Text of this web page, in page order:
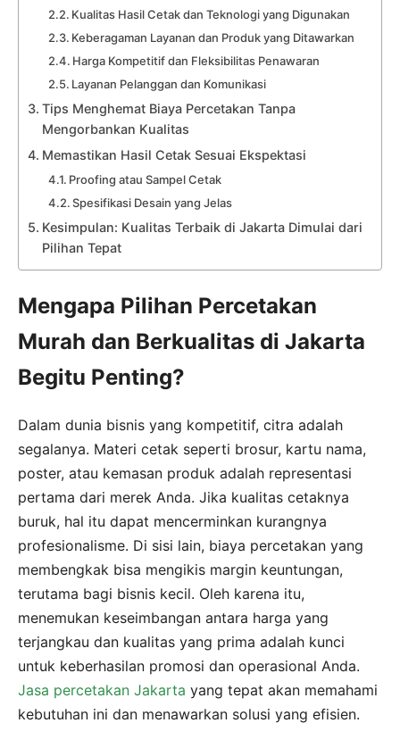
Kualitas Hasil Cetak dan Teknologi yang Digunakan
Keberagaman Layanan dan Produk yang Ditawarkan
Harga Kompetitif dan Fleksibilitas Penawaran
Layanan Pelanggan dan Komunikasi
Tips Menghemat Biaya Percetakan Tanpa
Mengorbankan Kualitas
Memastikan Hasil Cetak Sesuai Ekspektasi
Proofing atau Sampel Cetak
Spesifikasi Desain yang Jelas
Kesimpulan: Kualitas Terbaik di Jakarta Dimulai dari
Pilihan Tepat
Mengapa Pilihan Percetakan
Murah dan Berkualitas di Jakarta
Begitu Penting?
Dalam dunia bisnis yang kompetitif, citra adalah
segalanya. Materi cetak seperti brosur, kartu nama,
poster, atau kemasan produk adalah representasi
pertama dari merek Anda. Jika kualitas cetaknya
buruk, hal itu dapat mencerminkan kurangnya
profesionalisme. Di sisi lain, biaya percetakan yang
membengkak bisa mengikis margin keuntungan,
terutama bagi bisnis kecil. Oleh karena itu,
menemukan keseimbangan antara harga yang
terjangkau dan kualitas yang prima adalah kunci
untuk keberhasilan promosi dan operasional Anda.
Jasa percetakan Jakarta yang tepat akan memahami
kebutuhan ini dan menawarkan solusi yang efisien.